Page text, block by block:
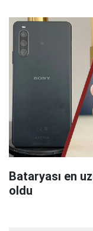
Bataryası en
oldu